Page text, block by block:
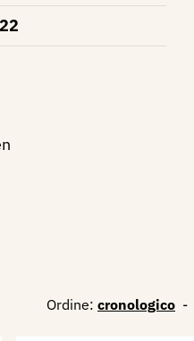
Ordine: cronologico -